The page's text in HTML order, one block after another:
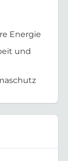
Energie
und